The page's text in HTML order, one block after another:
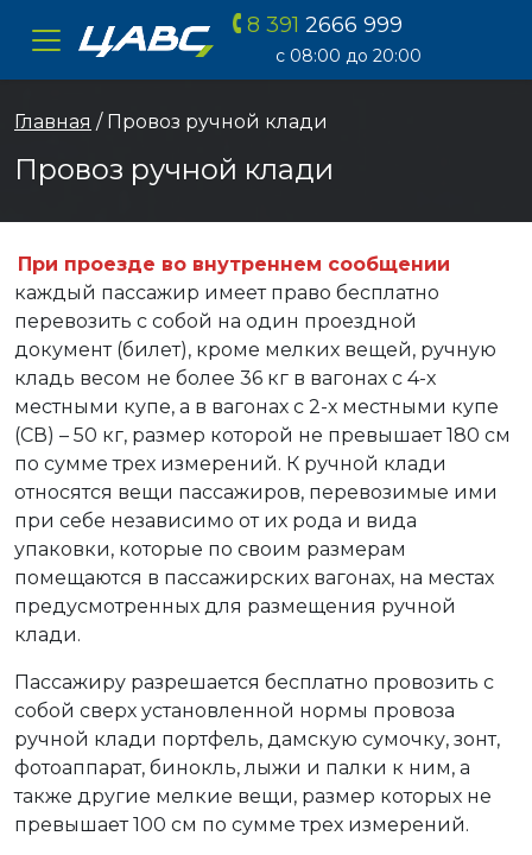
ЦАВС
8 391 2666 999
с 08:00 до 20:00
Главная / Провоз ручной клади
Провоз ручной клади
При проезде во внутреннем сообщении
каждый пассажир имеет право бесплатно
перевозить с собой на один проездной
документ (билет), кроме мелких вещей, ручную
кладь весом не более 36 кг в вагонах с 4-х
местными купе, а в вагонах с 2-х местными купе
(СВ) – 50 кг, размер которой не превышает 180 см
по сумме трех измерений. К ручной клади
относятся вещи пассажиров, перевозимые ими
при себе независимо от их рода и вида
упаковки, которые по своим размерам
помещаются в пассажирских вагонах, на местах
предусмотренных для размещения ручной
клади.
Пассажиру разрешается бесплатно провозить с
собой сверх установленной нормы провоза
ручной клади портфель, дамскую сумочку, зонт,
фотоаппарат, бинокль, лыжи и палки к ним, а
также другие мелкие вещи, размер которых не
превышает 100 см по сумме трех измерений.